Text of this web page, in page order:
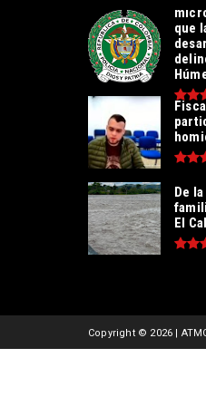
que
De
El
Copyright © 2026 |